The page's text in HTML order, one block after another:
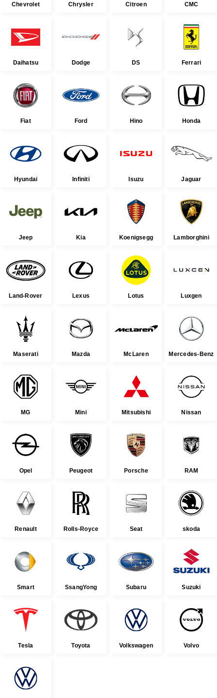
Chevrolet Chrysler Citroen CMC
Daihatsu Dodge DS Ferrari
Fiat Ford Hino Honda
Hyundai Infiniti Isuzu Jaguar
Jeep Kia Koenigsegg Lamborghini
Land-Rover Lexus Lotus Luxgen
Maserati Mazda McLaren Mercedes-Benz
MG Mini Mitsubishi Nissan
Opel Peugeot Porsche RAM
Renault Rolls-Royce Seat skoda
Smart SsangYong Subaru Suzuki
Tesla Toyota Volkswagen Volvo